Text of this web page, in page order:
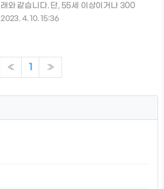
래와 같습니다. 단, 55세 이상이거나 300
만원 미만일 경우 IRP 계좌 개설없이 즉시
👉퇴직금 수령 시 퇴직금에 대한 소득세가
부과됩니다. 퇴직금 및 토직 소득세를 계산
미리 알아두면 퇴사 후 번거로움을 줄일 수
2023. 4. 10. 15:36
« 1 »